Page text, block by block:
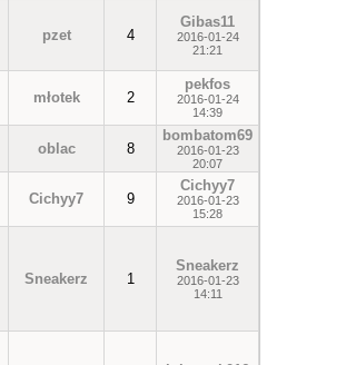
pzet 4
Gibas11
2016-01-24
21:21
młotek 2
pekfos
2016-01-24
14:39
oblac 8
bombatom69
2016-01-23
20:07
Cichyy7 9
Cichyy7
2016-01-23
15:28
Sneakerz 1
Sneakerz
2016-01-23
14:11